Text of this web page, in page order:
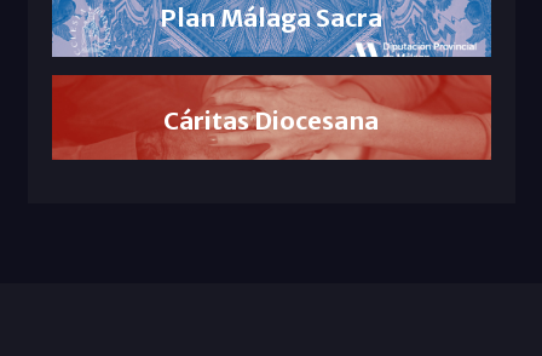
Plan Málaga Sacra
Cáritas Diocesana